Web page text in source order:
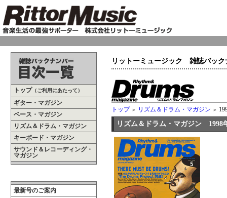
トップ （ご利用にあたって）
ギター・マガジン
ベース・マガジン
リズム＆ドラム・マガジン
キーボード・マガジン
サウンド＆レコーディング・
マガジン
最新号のご案内
リットーミュージック 雑誌バック
トップ ＞ リズム＆ドラム・マガジン ＞
リズム＆ドラム・マガジン 1998